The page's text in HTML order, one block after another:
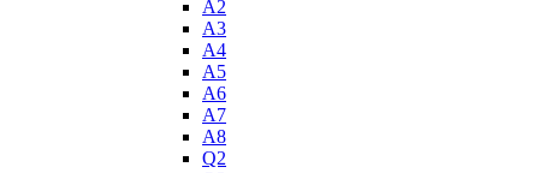
A2
A3
A4
A5
A6
A7
A8
Q2